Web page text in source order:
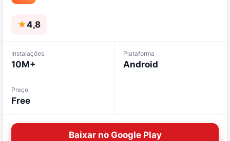
★4,8
Instalações
10M+
Plataforma
Android
Preço
Free
Baixar no Google Play